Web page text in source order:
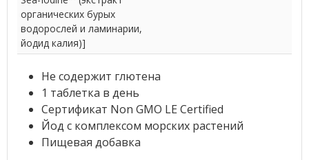
органических бурых
водорослей и ламинарии,
йодид калия)]
Не содержит глютена
1 таблетка в день
Сертификат Non GMO LE Certified
Йод с комплексом морских растений
Пищевая добавка